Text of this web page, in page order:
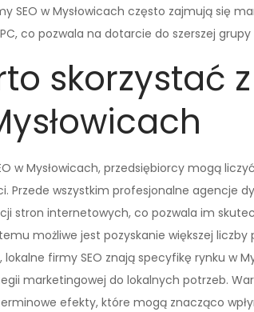
SEO w Mysłowicach często zajmują się
co pozwala na dotarcie do szerszej
skorzystać z
w Mysłowicach, przedsiębiorcy mogą
Przede wszystkim profesjonalne agencje
stron internetowych, co pozwala im
możliwe jest pozyskanie większej
firmy SEO znają specyfikę rynku w
marketingowej do lokalnych potrzeb.
efekty, które mogą znacząco